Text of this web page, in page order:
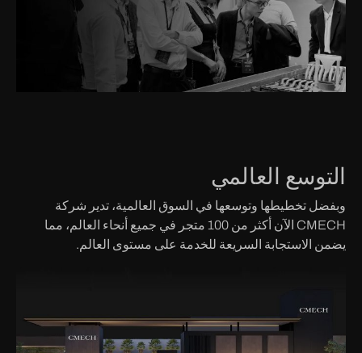
التوسع العالمي
وبفضل تخطيطها وتوسعها في السوق العالمية، تدير شركة
CMECH الآن أكثر من 100 متجر في جميع أنحاء العالم، مما
يضمن الاستجابة السريعة للخدمة على مستوى العالم.